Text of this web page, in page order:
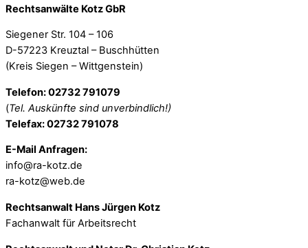
Rechtsanwälte Kotz GbR
Siegener Str. 104 – 106
D-57223 Kreuztal – Buschhütten
(Kreis Siegen – Wittgenstein)
Telefon: 02732 791079
(Tel. Auskünfte sind unverbindlich!)
Telefax: 02732 791078
E-Mail Anfragen:
info@ra-kotz.de
ra-kotz@web.de
Rechtsanwalt Hans Jürgen Kotz
Fachanwalt für Arbeitsrecht